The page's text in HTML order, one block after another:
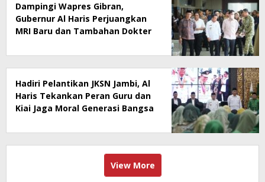
Dampingi Wapres Gibran,
Gubernur Al Haris Perjuangkan
MRI Baru dan Tambahan Dokter
Mattaher
Hadiri Pelantikan JKSN Jambi, Al
Haris Tekankan Peran Guru dan
Kiai Jaga Moral Generasi Bangsa
View More